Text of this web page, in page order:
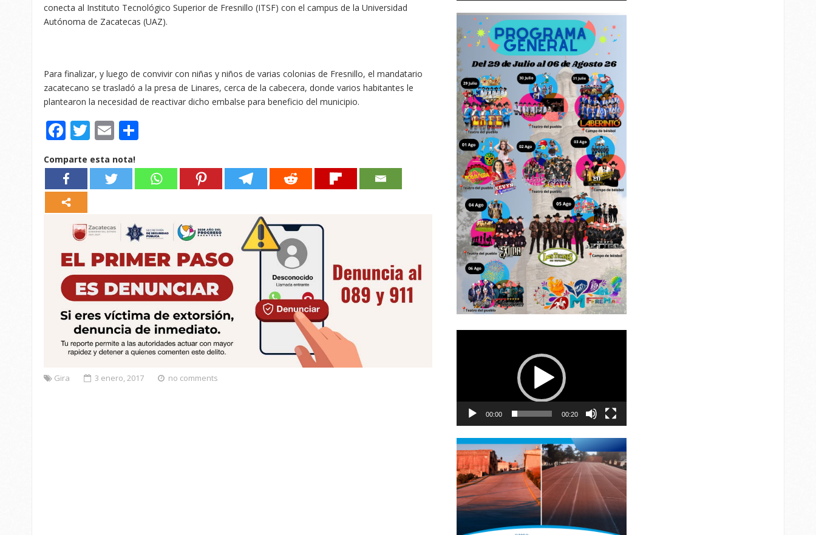
conecta al Instituto Tecnológico Superior de Fresnillo (ITSF) con el campus de la Universidad
Autónoma de Zacatecas (UAZ).
Para finalizar, y luego de convivir con niñas y niños de varias colonias de Fresnillo, el mandatario
zacatecano se trasladó a la presa de Linares, cerca de la cabecera, donde varios habitantes le
plantearon la necesidad de reactivar dicho embalse para beneficio del municipio.
Facebook
Twitter
Email
Comparte esta nota!
Gira 3 enero, 2017 no comments
00:00 00:20